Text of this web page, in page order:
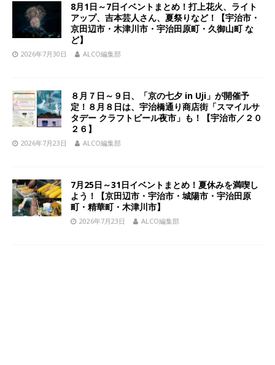
8月1日～7日イベントまとめ！打上花火、ライト
アップ、吉本芸人さん、夏祭りなど！【宇治市・
京田辺市・木津川市・宇治田原町・久御山町 な
ど】
2026年7月30日 ALCO編集部
８月７日～９日、「京の七夕 in Uji」が開催予
定！８月８日は、宇治橋通り商店街「スマイルサ
タデー クラフトビール夜市」も！【宇治市／２０
２６】
2026年7月23日 ALCO編集部
7月25日～31日イベントまとめ！夏休みを満喫し
よう！【京田辺市・宇治市・城陽市・宇治田原
町・精華町・木津川市】
2026年7月23日 ALCO編集部